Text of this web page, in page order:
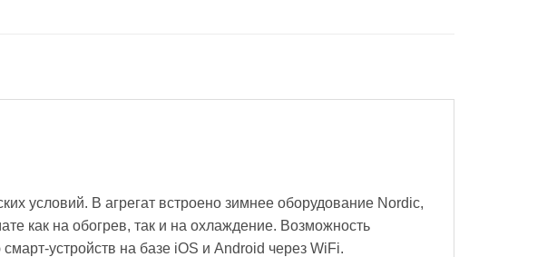
условий. В агрегат встроено зимнее оборудование Nordic,
как на обогрев, так и на охлаждение. Возможность
устройств на базе iOS и Android через WiFi.